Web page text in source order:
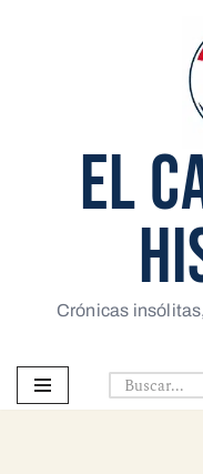
EL
Crónicas